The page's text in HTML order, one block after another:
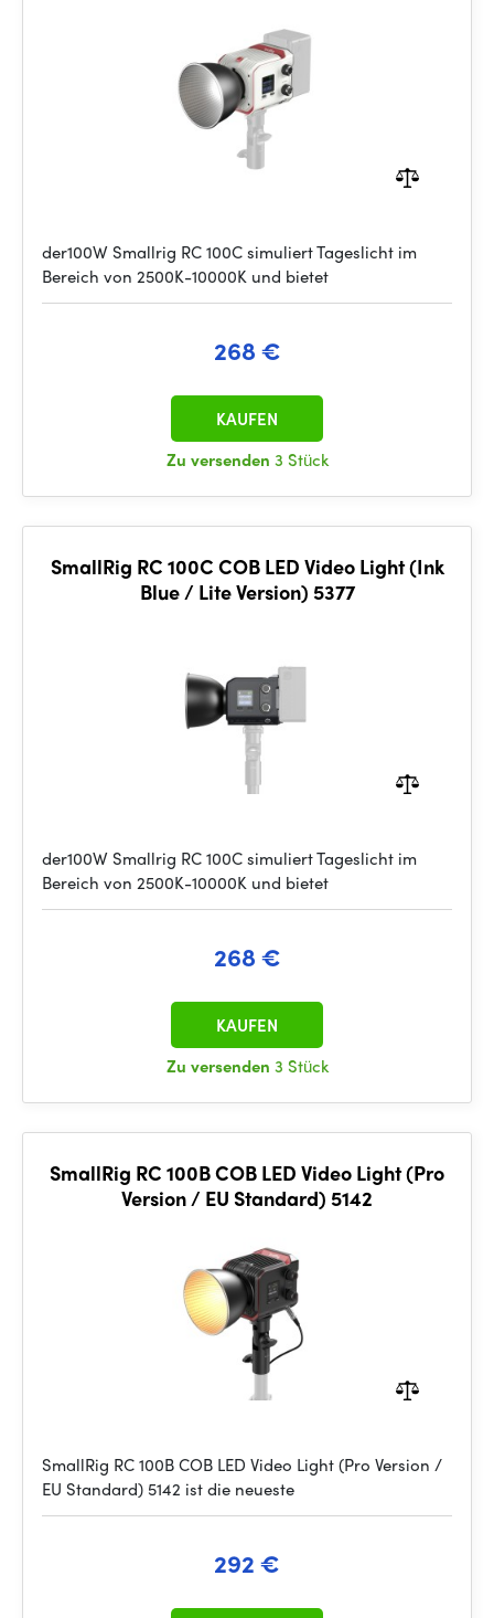
der100W Smallrig RC 100C simuliert Tageslicht im
Bereich von 2500K-10000K und bietet
268 €
Zu versenden 3 Stück
KAUFEN
SmallRig RC 100C COB LED Video Light (Ink
Blue / Lite Version) 5377
der100W Smallrig RC 100C simuliert Tageslicht im
Bereich von 2500K-10000K und bietet
268 €
Zu versenden 3 Stück
KAUFEN
SmallRig RC 100B COB LED Video Light (Pro
Version / EU Standard) 5142
SmallRig RC 100B COB LED Video Light (Pro Version /
EU Standard) 5142 ist die neueste
292 €